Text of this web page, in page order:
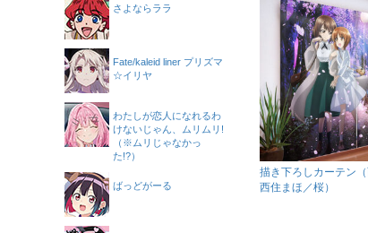
描き下ろしカーテン
西住まほ／桜）
さよならララ
Fate/kaleid liner プリズマ
☆イリヤ
わたしが恋人になれるわ
けないじゃん、ムリムリ!
（※ムリじゃなかっ
た!?）
ばっどがーる